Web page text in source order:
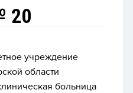
20
учреждение
области
больница